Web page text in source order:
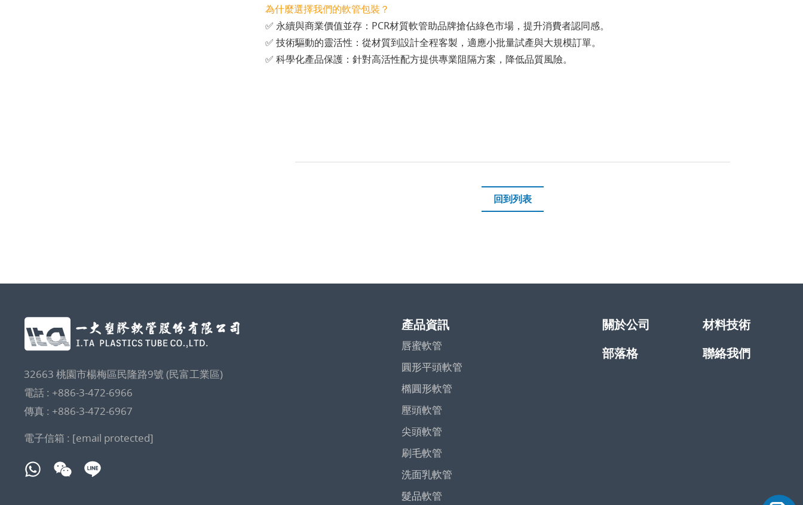
為什麼選擇我們的軟管包裝？
✅ 永續與商業價值並存：PCR材質軟管助品牌搶佔綠色市場，提升消費者認同感。
✅ 技術驅動的靈活性：從材質到設計全程客製，適應小批量試產與大規模訂單。
✅ 科學化產品保護：針對高活性配方提供專業阻隔方案，降低品質風險。
回到列表
產品資訊
唇蜜軟管
圓形平頭軟管
橢圓形軟管
壓頭軟管
尖頭軟管
刷毛軟管
洗面乳軟管
髮品軟管
關於公司
材料技術
部落格
聯絡我們
32663 桃園市楊梅區民隆路9號 (民富工業區)
電話 : +886-3-472-6966
傳真 : +886-3-472-6967
電子信箱 : [email protected]